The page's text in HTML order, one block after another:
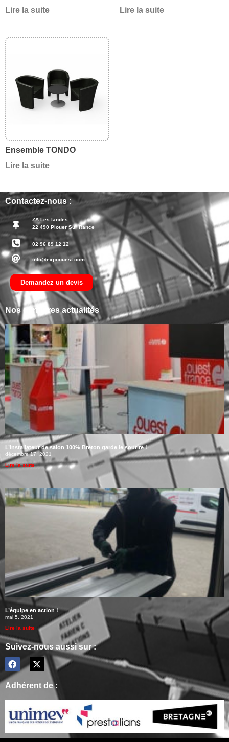
Lire la suite
Lire la suite
Ensemble TONDO
Lire la suite
Contactez-nous :
ZA Les landes
22 490 Plouer Sur Rance
02 96 89 12 12
info@expoouest.com
Demandez un devis
Nos dernières actualités
L’installateur de salon 100% Breton garde le sourire !
décembre 17, 2021
Lire la suite
L’équipe en action !
mai 5, 2021
Lire la suite
Suivez-nous aussi sur :
Adhérent de :